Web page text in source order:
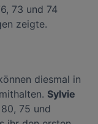
73 und 74
zeigte.
diesmal in
Sylvie
75 und